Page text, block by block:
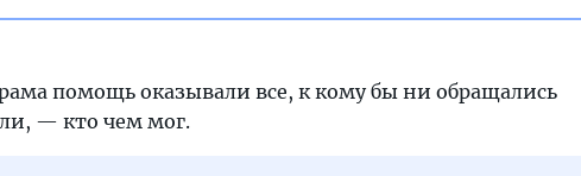
помощь оказывали все, к кому бы ни обращались
— кто чем мог.